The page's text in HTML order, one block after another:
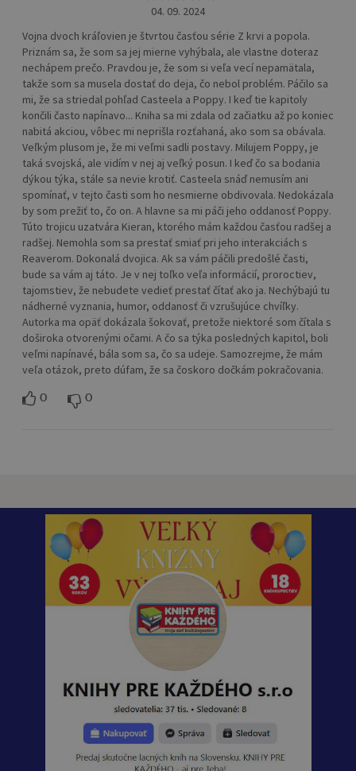
04. 09. 2024
Vojna dvoch kráľovien je štvrtou časťou série Z krvi a popola.
Priznám sa, že som sa jej mierne vyhýbala, ale vlastne doteraz
nechápem prečo. Pravdou je, že som si veľa vecí nepamätala,
takže som sa musela dostať do deja, čo nebol problém. Páčilo sa
mi, že sa striedal pohľad Casteela a Poppy. I keď tie kapitoly
končili často napínavo... Kniha sa mi zdala od začiatku až po koniec
nabitá akciou, vôbec mi neprišla rozťahaná, ako som sa obávala.
Veľkým plusom je, že mi veľmi sadli postavy. Milujem Poppy, je
taká svojská, ale vidím v nej aj veľký posun. I keď čo sa bodania
dýkou týka, stále sa nevie krotiť. Casteela snáď nemusím ani
spomínať, v tejto časti som ho nesmierne obdivovala. Nedokázala
by som prežiť to, čo on. A hlavne sa mi páči jeho oddanosť Poppy.
Túto trojicu uzatvára Kieran, ktorého mám každou časťou radšej a
radšej. Nemohla som sa prestať smiať pri jeho interakciách s
Reaverom. Dokonalá dvojica. Ak sa vám páčili predošlé časti,
bude sa vám aj táto. Je v nej toľko veľa informácií, proroctiev,
tajomstiev, že nebudete vedieť prestať čítať ako ja. Nechýbajú tu
nádherné vyznania, humor, oddanosť či vzrušujúce chvíľky.
Autorka ma opäť dokázala šokovať, pretože niektoré som čítala s
doširoka otvorenými očami. A čo sa týka posledných kapitol, boli
veľmi napínavé, bála som sa, čo sa udeje. Samozrejme, že mám
veľa otázok, preto dúfam, že sa čoskoro dočkám pokračovania.
0 0